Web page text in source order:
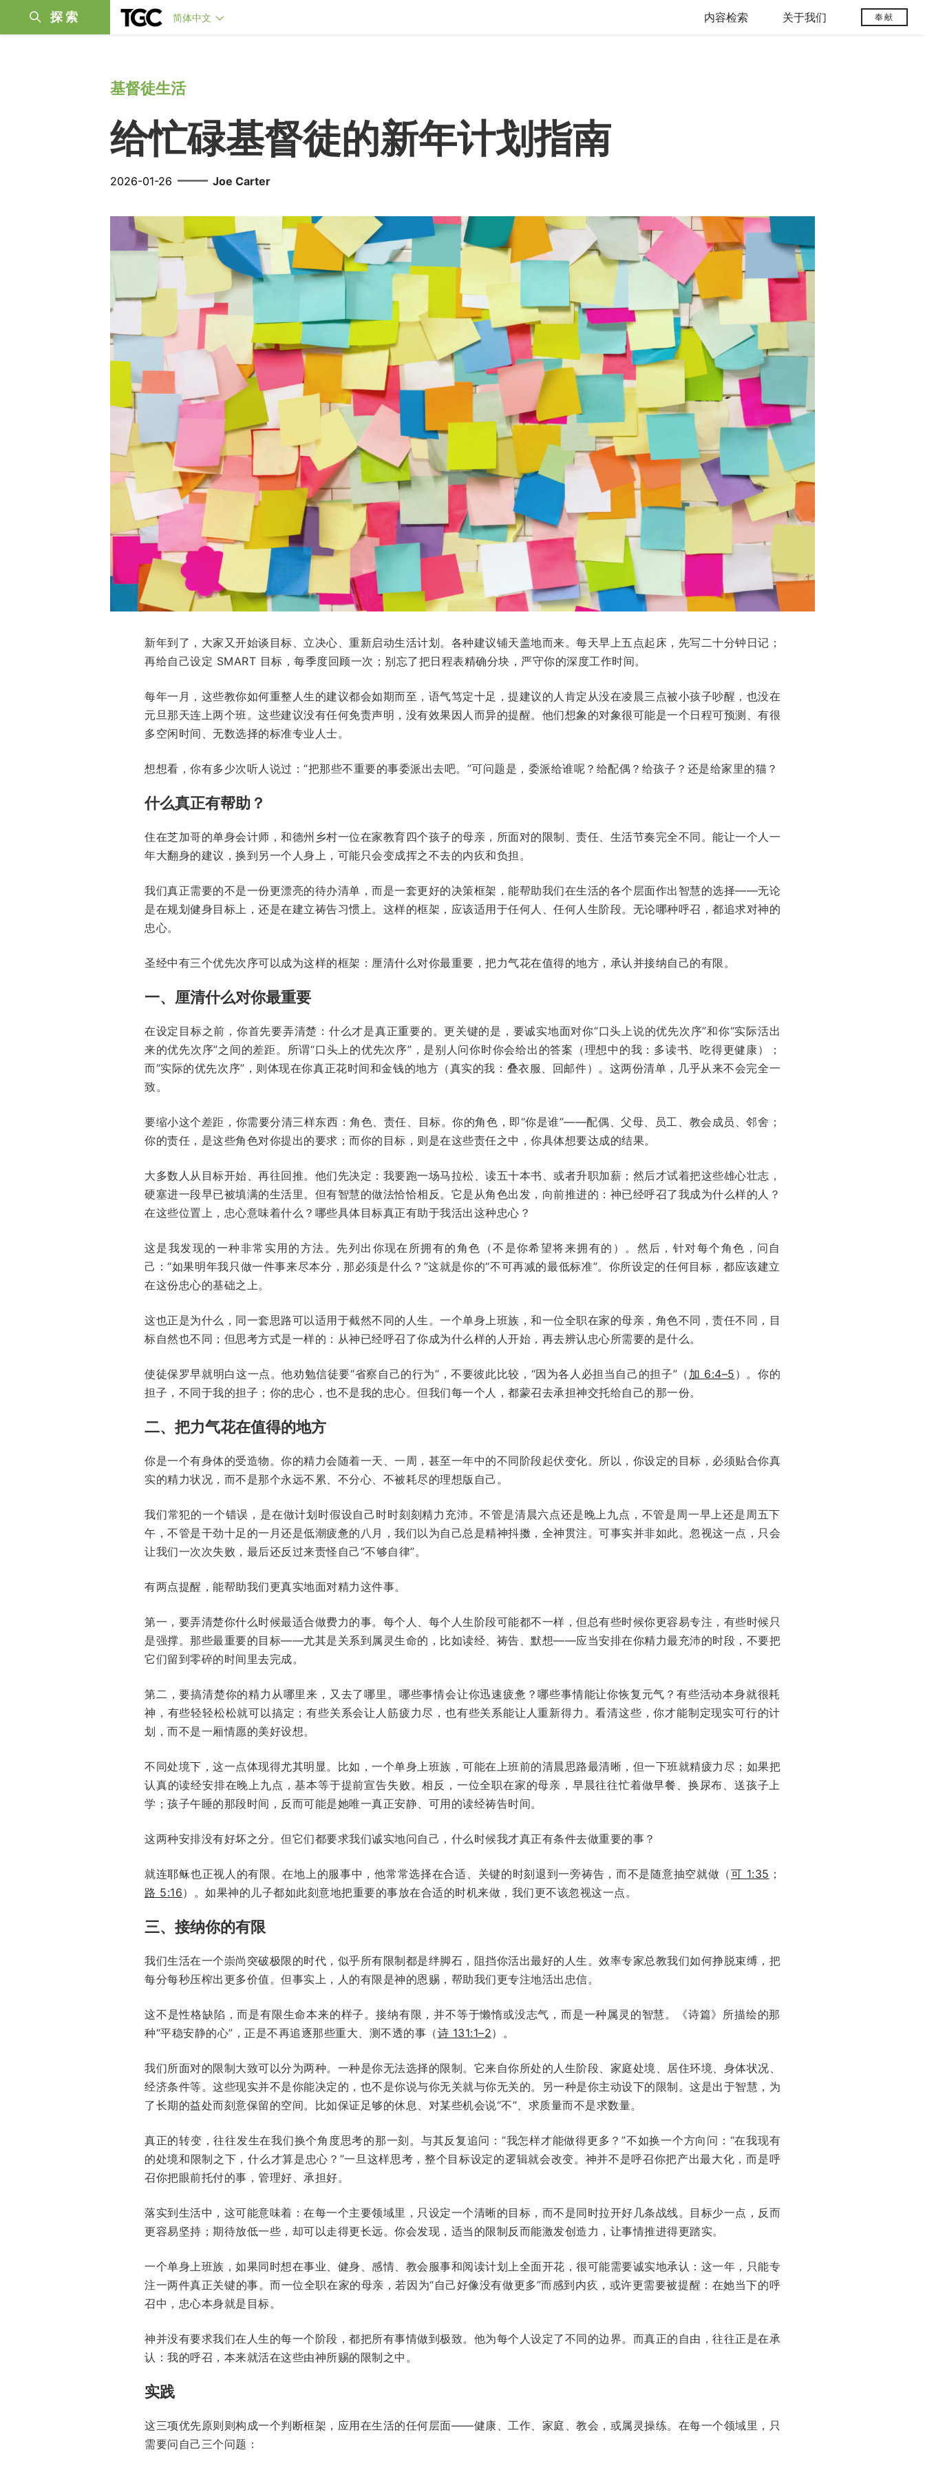
探索 简体中文 内容检索 关于我们 奉献
基督徒生活
给忙碌基督徒的新年计划指南
2026-01-26 —— Joe Carter
新年到了，大家又开始谈目标、立决心、重新启动生活计划。各种建议铺天盖地而来。每天早上五点起床，先写二十分钟日记；
再给自己设定 SMART 目标，每季度回顾一次；别忘了把日程表精确分块，严守你的深度工作时间。
每年一月，这些教你如何重整人生的建议都会如期而至，语气笃定十足，提建议的人肯定从没在凌晨三点被小孩子吵醒，也没在
元旦那天连上两个班。这些建议没有任何免责声明，没有效果因人而异的提醒。他们想象的对象很可能是一个日程可预测、有很
多空闲时间、无数选择的标准专业人士。
想想看，你有多少次听人说过：“把那些不重要的事委派出去吧。”可问题是，委派给谁呢？给配偶？给孩子？还是给家里的猫？
什么真正有帮助？
住在芝加哥的单身会计师，和德州乡村一位在家教育四个孩子的母亲，所面对的限制、责任、生活节奏完全不同。能让一个人一
年大翻身的建议，换到另一个人身上，可能只会变成挥之不去的内疚和负担。
我们真正需要的不是一份更漂亮的待办清单，而是一套更好的决策框架，能帮助我们在生活的各个层面作出智慧的选择——无论
是在规划健身目标上，还是在建立祷告习惯上。这样的框架，应该适用于任何人、任何人生阶段。无论哪种呼召，都追求对神的
忠心。
圣经中有三个优先次序可以成为这样的框架：厘清什么对你最重要，把力气花在值得的地方，承认并接纳自己的有限。
一、厘清什么对你最重要
在设定目标之前，你首先要弄清楚：什么才是真正重要的。更关键的是，要诚实地面对你“口头上说的优先次序”和你“实际活出
来的优先次序”之间的差距。所谓“口头上的优先次序”，是别人问你时你会给出的答案（理想中的我：多读书、吃得更健康）；
而“实际的优先次序”，则体现在你真正花时间和金钱的地方（真实的我：叠衣服、回邮件）。这两份清单，几乎从来不会完全一
致。
要缩小这个差距，你需要分清三样东西：角色、责任、目标。你的角色，即“你是谁”——配偶、父母、员工、教会成员、邻舍；
你的责任，是这些角色对你提出的要求；而你的目标，则是在这些责任之中，你具体想要达成的结果。
大多数人从目标开始、再往回推。他们先决定：我要跑一场马拉松、读五十本书、或者升职加薪；然后才试着把这些雄心壮志，
硬塞进一段早已被填满的生活里。但有智慧的做法恰恰相反。它是从角色出发，向前推进的：神已经呼召了我成为什么样的人？
在这些位置上，忠心意味着什么？哪些具体目标真正有助于我活出这种忠心？
这是我发现的一种非常实用的方法。先列出你现在所拥有的角色（不是你希望将来拥有的）。然后，针对每个角色，问自
己：“如果明年我只做一件事来尽本分，那必须是什么？”这就是你的“不可再减的最低标准”。你所设定的任何目标，都应该建立
在这份忠心的基础之上。
这也正是为什么，同一套思路可以适用于截然不同的人生。一个单身上班族，和一位全职在家的母亲，角色不同，责任不同，目
标自然也不同；但思考方式是一样的：从神已经呼召了你成为什么样的人开始，再去辨认忠心所需要的是什么。
使徒保罗早就明白这一点。他劝勉信徒要“省察自己的行为”，不要彼此比较，“因为各人必担当自己的担子”（ 加 6:4–5 ）。你的
担子，不同于我的担子；你的忠心，也不是我的忠心。但我们每一个人，都蒙召去承担神交托给自己的那一份。
二、把力气花在值得的地方
你是一个有身体的受造物。你的精力会随着一天、一周，甚至一年中的不同阶段起伏变化。所以，你设定的目标，必须贴合你真
实的精力状况，而不是那个永远不累、不分心、不被耗尽的理想版自己。
我们常犯的一个错误，是在做计划时假设自己时时刻刻精力充沛。不管是清晨六点还是晚上九点，不管是周一早上还是周五下
午，不管是干劲十足的一月还是低潮疲惫的八月，我们以为自己总是精神抖擞，全神贯注。可事实并非如此。忽视这一点，只会
让我们一次次失败，最后还反过来责怪自己“不够自律”。
有两点提醒，能帮助我们更真实地面对精力这件事。
第一，要弄清楚你什么时候最适合做费力的事。每个人、每个人生阶段可能都不一样，但总有些时候你更容易专注，有些时候只
是强撑。那些最重要的目标——尤其是关系到属灵生命的，比如读经、祷告、默想——应当安排在你精力最充沛的时段，不要把
它们留到零碎的时间里去完成。
第二，要搞清楚你的精力从哪里来，又去了哪里。哪些事情会让你迅速疲惫？哪些事情能让你恢复元气？有些活动本身就很耗
神，有些轻轻松松就可以搞定；有些关系会让人筋疲力尽，也有些关系能让人重新得力。看清这些，你才能制定现实可行的计
划，而不是一厢情愿的美好设想。
不同处境下，这一点体现得尤其明显。比如，一个单身上班族，可能在上班前的清晨思路最清晰，但一下班就精疲力尽；如果把
认真的读经安排在晚上九点，基本等于提前宣告失败。相反，一位全职在家的母亲，早晨往往忙着做早餐、换尿布、送孩子上
学；孩子午睡的那段时间，反而可能是她唯一真正安静、可用的读经祷告时间。
这两种安排没有好坏之分。但它们都要求我们诚实地问自己，什么时候我才真正有条件去做重要的事？
就连耶稣也正视人的有限。在地上的服事中，他常常选择在合适、关键的时刻退到一旁祷告，而不是随意抽空就做（可 1:35 ；
路 5:16）。如果神的儿子都如此刻意地把重要的事放在合适的时机来做，我们更不该忽视这一点。
三、接纳你的有限
我们生活在一个崇尚突破极限的时代，似乎所有限制都是绊脚石，阻挡你活出最好的人生。效率专家总教我们如何挣脱束缚，把
每分每秒压榨出更多价值。但事实上，人的有限是神的恩赐，帮助我们更专注地活出忠信。
这不是性格缺陷，而是有限生命本来的样子。接纳有限，并不等于懒惰或没志气，而是一种属灵的智慧。《诗篇》所描绘的那
种“平稳安静的心”，正是不再追逐那些重大、测不透的事（诗 131:1–2）。
我们所面对的限制大致可以分为两种。一种是你无法选择的限制。它来自你所处的人生阶段、家庭处境、居住环境、身体状况、
经济条件等。这些现实并不是你能决定的，也不是你说与你无关就与你无关的。另一种是你主动设下的限制。这是出于智慧，为
了长期的益处而刻意保留的空间。比如保证足够的休息、对某些机会说“不”、求质量而不是求数量。
真正的转变，往往发生在我们换个角度思考的那一刻。与其反复追问：“我怎样才能做得更多？”不如换一个方向问：“在我现有
的处境和限制之下，什么才算是忠心？”一旦这样思考，整个目标设定的逻辑就会改变。神并不是呼召你把产出最大化，而是呼
召你把眼前托付的事，管理好、承担好。
落实到生活中，这可能意味着：在每一个主要领域里，只设定一个清晰的目标，而不是同时拉开好几条战线。目标少一点，反而
更容易坚持；期待放低一些，却可以走得更长远。你会发现，适当的限制反而能激发创造力，让事情推进得更踏实。
一个单身上班族，如果同时想在事业、健身、感情、教会服事和阅读计划上全面开花，很可能需要诚实地承认：这一年，只能专
注一两件真正关键的事。而一位全职在家的母亲，若因为“自己好像没有做更多”而感到内疚，或许更需要被提醒：在她当下的呼
召中，忠心本身就是目标。
神并没有要求我们在人生的每一个阶段，都把所有事情做到极致。他为每个人设定了不同的边界。而真正的自由，往往正是在承
认：我的呼召，本来就活在这些由神所赐的限制之中。
实践
这三项优先原则则构成一个判断框架，应用在生活的任何层面——健康、工作、家庭、教会，或属灵操练。在每一个领域里，只
需要问自己三个问题：